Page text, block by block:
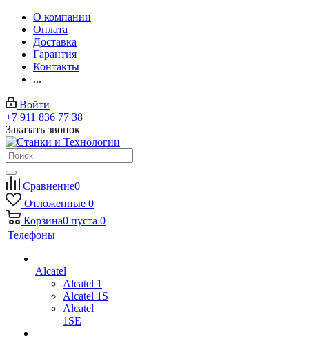
О компании
Оплата
Доставка
Гарантия
Контакты
...
Войти
+7 911 836 77 38
Заказать звонок
Сравнение0
Отложенные 0
Корзина0 пуста 0
Телефоны
Alcatel
Alcatel 1
Alcatel 1S
Alcatel
1SE